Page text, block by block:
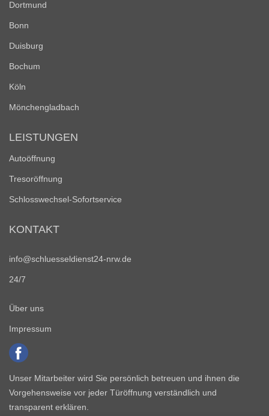
Dortmund
Bonn
Duisburg
Bochum
Köln
Mönchengladbach
LEISTUNGEN
Autoöffnung
Tresoröffnung
Schlosswechsel-Sofortservice
KONTAKT
info@schluesseldienst24-nrw.de
24/7
Über uns
Impressum
Unser Mitarbeiter wird Sie persönlich betreuen und ihnen die
Vorgehensweise vor jeder Türöffnung verständlich und
transparent erklären.